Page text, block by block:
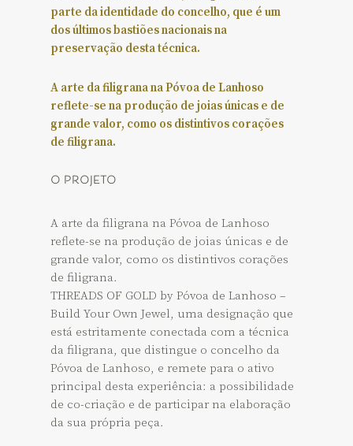
parte da identidade do concelho, que éum
dos últimos bastiões nacionais na
preservação destatécnica.
A arte da filigrananaPóvoa de Lanhoso
reflete-se na produção dejoiasúnicas e de
grande valor, como os distintivos corações
de filigrana.
o projeto
A arte da filigrana na Póvoa de Lanhoso
reflete-se na produção de joias únicas e de
grande valor, como os distintivos corações
de filigrana.
THREADS OF GOLD byPóvoa deLanhoso –
Build Your Own Jewel, uma designação que
está estritamente conectada com a técnica
da filigrana, que distingue o concelho da
Póvoa de Lanhoso, e remete para o ativo
principal desta experiência: a possibilidade
de co-criação e de participar na elaboração
da sua própria peça.